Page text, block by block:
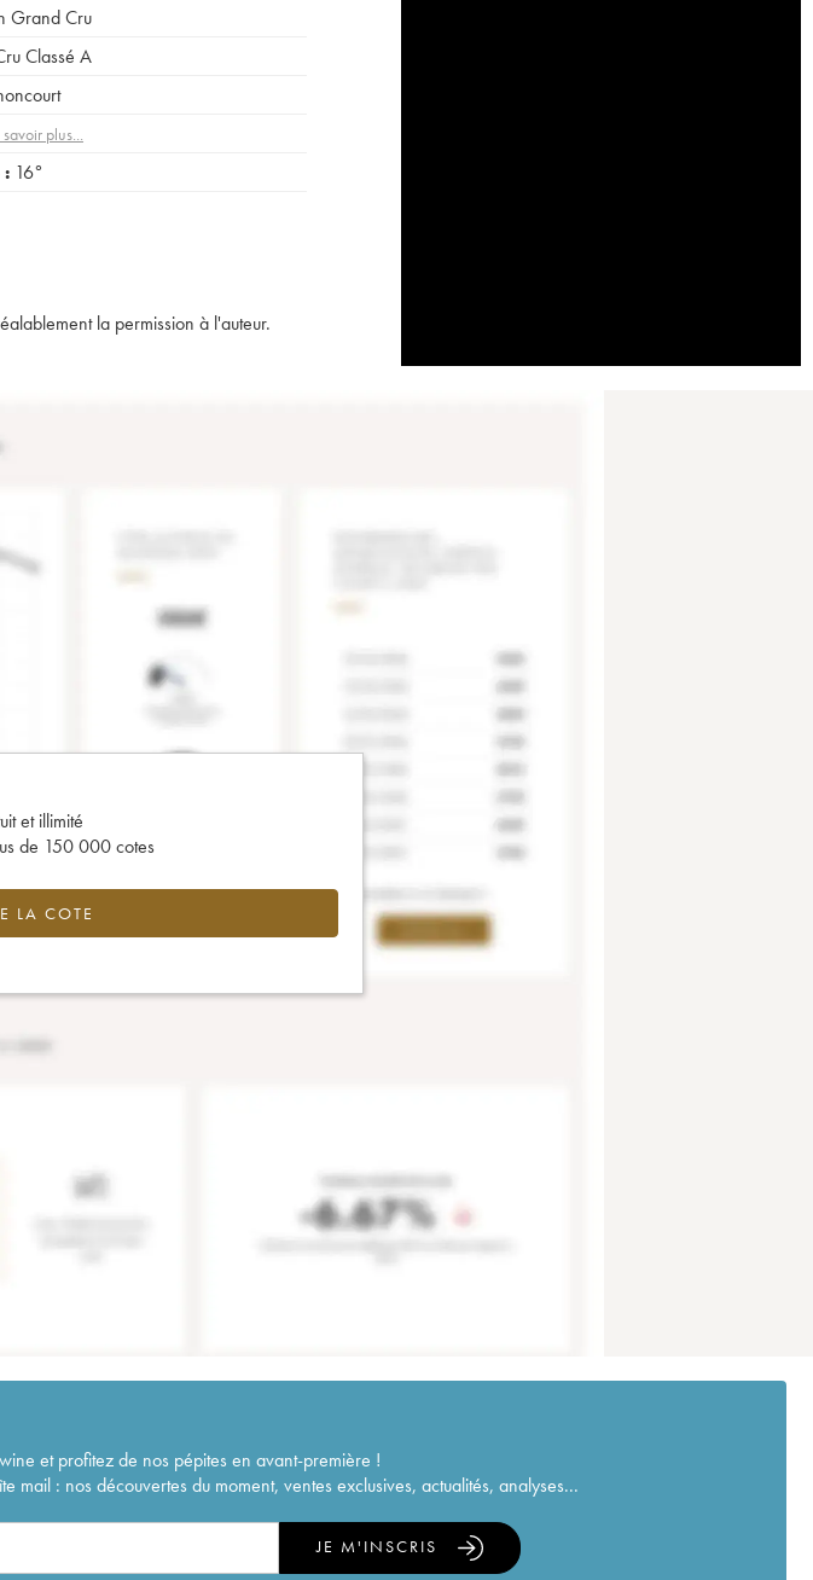
Grand Cru
Classé A
savoir plus...
: 16°
la permission à l'auteur.
et illimité
de 150 000 cotes
LA COTE
et profitez de nos pépites en avant-première !
mail : nos découvertes du moment, ventes exclusives, actualités, analyses...
JE M'INSCRIS